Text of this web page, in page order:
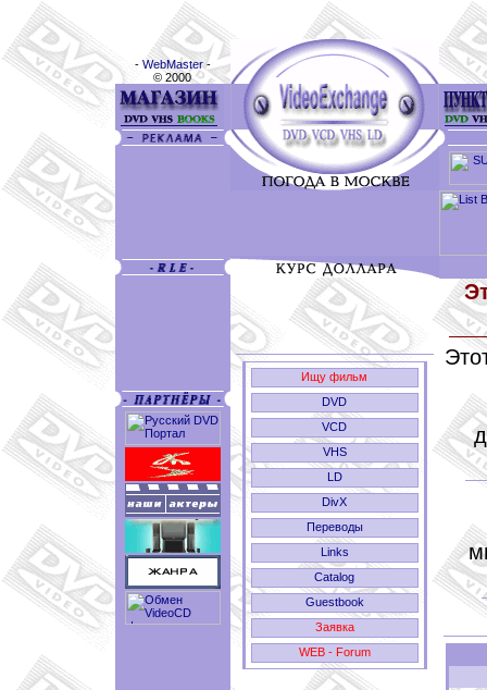
- WebMaster-
© 2000
Ищу фильм
DVD
VCD
VHS
LD
DivX
Переводы
Links
Catalog
Guestbook
Заявка
WEB - Forum